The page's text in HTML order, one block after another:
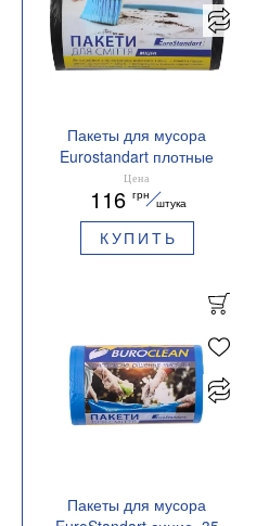
Пакеты для мусора
Eurostandart плотные
черные, 35 л, 100 шт,
BuroClean, 10200022
Цена
116 грн
штука
КУПИТЬ
Пакеты для мусора